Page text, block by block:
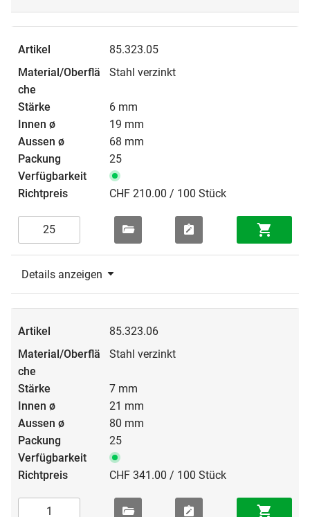
85.323.05
Stahl verzinkt
6 mm
19 mm
68 mm
25
CHF 210.00 / 100 Stück
Details anzeigen
85.323.06
Stahl verzinkt
7 mm
21 mm
80 mm
25
CHF 341.00 / 100 Stück